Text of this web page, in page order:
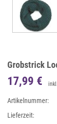
Grobstrick
17,99 €
Artikelnummer:
Lieferzeit: